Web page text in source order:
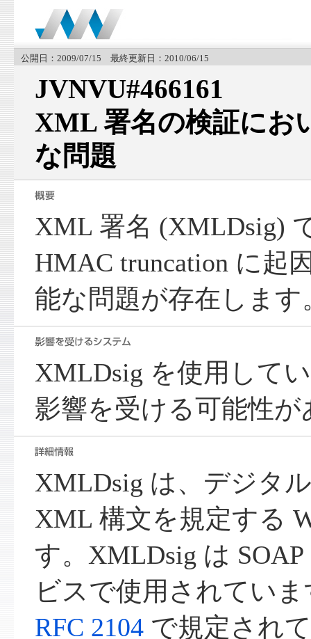
公開日：2009/07/15 最終更新日：2010/06/15
JVNVU#466161
XML 署名の検証にお
な問題
XML 署名 (XMLDsig)
HMAC truncation に起
能な問題が存在します
XMLDsig を使用して
影響を受ける可能性が
XMLDsig は、デジタ
XML 構文を規定する
す。XMLDsig は
ビスで使用されてい
RFC 2104で規定され